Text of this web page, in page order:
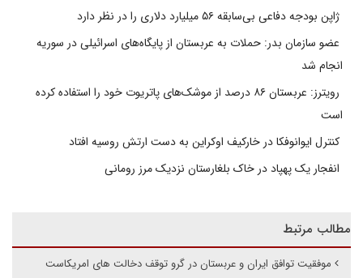
ژاپن بودجه دفاعی بی‌سابقه ۵۶ میلیارد دلاری را در نظر دارد
عضو سازمان بدر: حملات به عربستان از پایگاه‌های اسرائیلی در سوریه
انجام شد
رویترز: عربستان ۸۶ درصد از موشک‌های پاتریوت خود را استفاده کرده
است
کنترل ایوانوفکا در خارکیف اوکراین به دست ارتش روسیه افتاد
انفجار یک پهپاد در خاک بلغارستان نزدیک مرز رومانی
مطالب مرتبط
موفقیت توافق ایران و عربستان در گرو توقف دخالت های امریکاست